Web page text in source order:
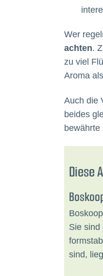
Wer
achten.
zu viel
Aroma
Auch die
beides
Diese
Sie sind
sind,